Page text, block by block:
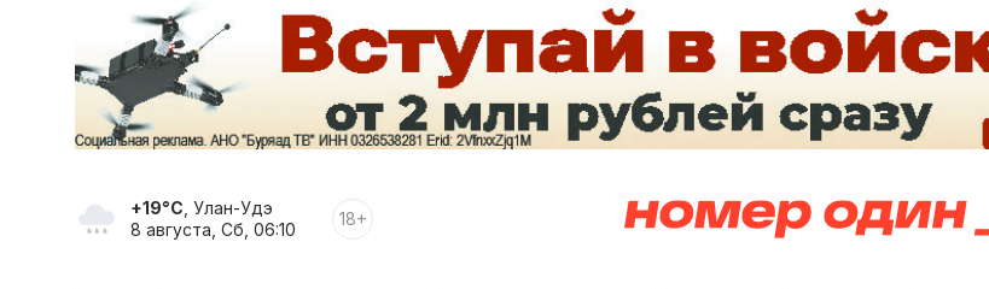
+19°C , Улан-Удэ
8 августа, Сб, 06:10
18+